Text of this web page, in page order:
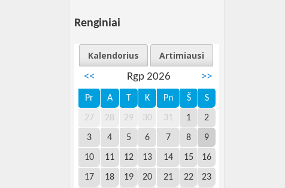
Renginiai
Kalendorius
Artimiausi
<<
Rgp 2026 >>
Pr A T K Pn Š S
27 28 29 30 31 1 2
3 4 5 6 7 8 9
10 11 12 13 14 15 16
17 18 19 20 21 22 23